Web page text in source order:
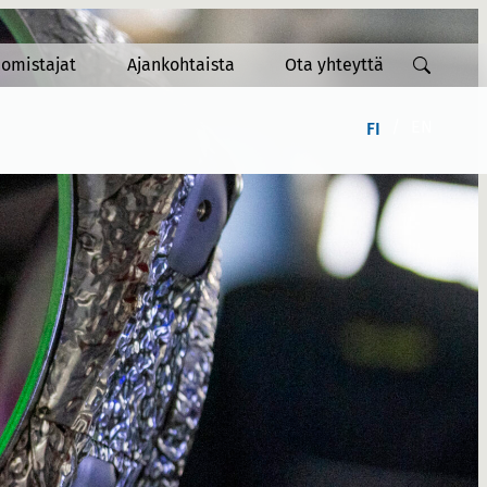
Ajankohtaista Ota yhteyttä
FI